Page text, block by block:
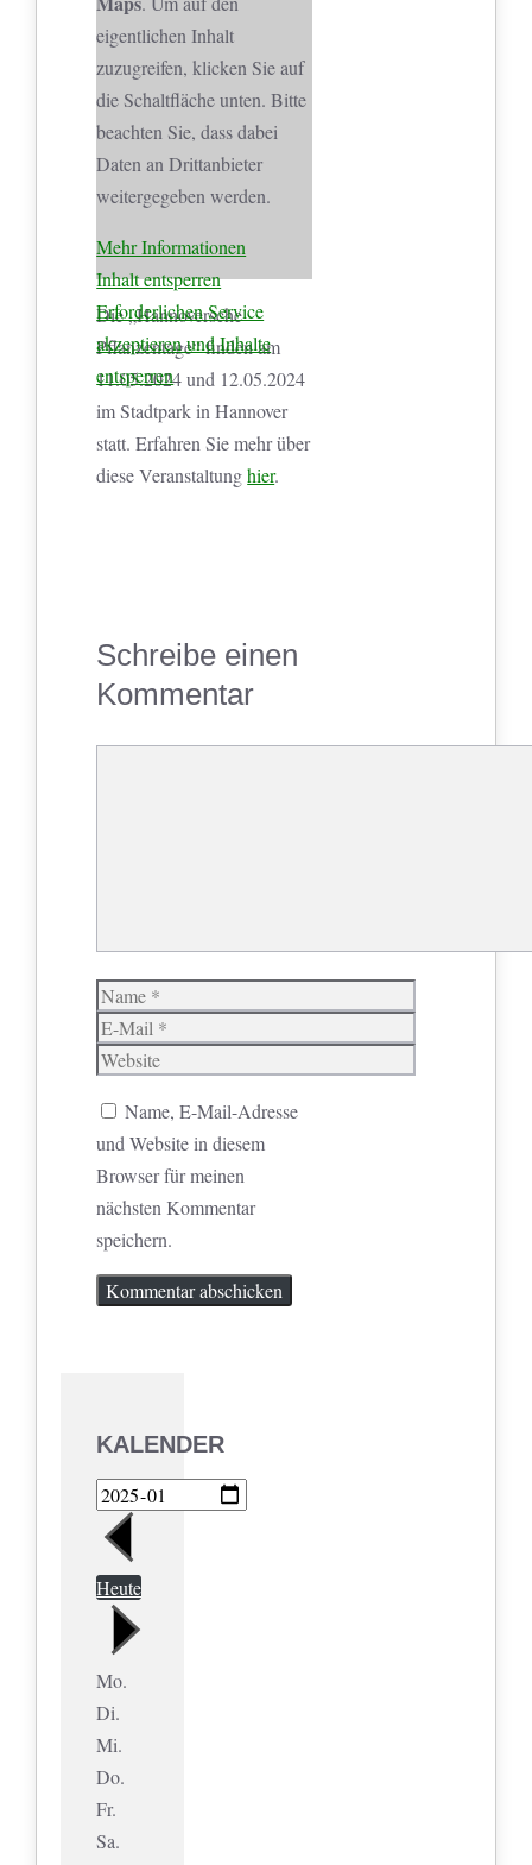
eigentlichen Inhalt
zuzugreifen, klicken Sie auf
die Schaltfläche unten. Bitte
beachten Sie, dass dabei
Daten an Drittanbieter
weitergegeben werden.
Mehr Informationen
Inhalt entsperren
Erforderlichen Service
akzeptieren und Inhalte
entsperren
Die „Hannoversche
Pflanzentage“ finden am
11.05.2024 und 12.05.2024
im Stadtpark in Hannover
statt. Erfahren Sie mehr über
diese Veranstaltunghier.
Schreibe einen
Kommentar
Name
E-
Mail
Website
Name, E-Mail-Adresse
und Website in diesem
Browser für meinen
nächsten Kommentar
speichern.
KALENDER
Heute
Mo.
Di.
Mi.
Do.
Fr.
Sa.